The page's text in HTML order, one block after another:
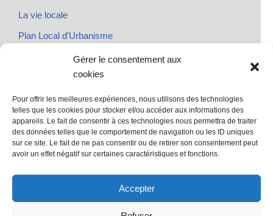
Gérer le consentement aux
cookies
Pour offrir les meilleures expériences, nous utilisons des technologies
telles que les cookies pour stocker et/ou accéder aux informations des
appareils. Le fait de consentir à ces technologies nous permettra de traiter
des données telles que le comportement de navigation ou les ID uniques
sur ce site. Le fait de ne pas consentir ou de retirer son consentement peut
avoir un effet négatif sur certaines caractéristiques et fonctions.
Accepter
La vie locale
Plan Local d'Urbanisme
@ Sainte Marie des Champs
Mentions légales